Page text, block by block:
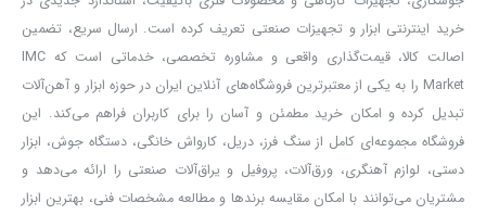
این مدل می‌تواند برایتکنسین‌ها، نصاب‌ها، تعمیرکاران، کاربران کارگاهی
و کاربران خانگیگزینه‌ای کاربردی باشد.
یکی از مهم‌ترین ویژگی‌های دریل چکشی آروا مدل 5336، موتور
1050
واتی
آن است. این موتور توان مناسبی برای انجام سوراخکاری در
متریال‌های مختلف فراهم می‌کند و در کنار سرعت بالای دستگاه، امکان
انجام سریع‌تر فعالیت‌های کاری را در اختیار کاربر قرار می‌دهد.
خرید اینترنتی ابزار و تجهیزات صنعتی تعریف کرده است. ارسال سریع، تضمین
اصالت کالا، قیمت‌گذاری واقعی و مشاوره تخصصی، خدماتی است که IMC
Market را به یکی از معتبرترین فروشگاه‌های آنلاین ایران در حوزه ابزار و آهن‌آلات
تبدیل کرده و امکان خرید مطمئن و آسان را برای کاربران فراهم می‌کند. این
فروشگاه مجموعه‌ای کامل از سنگ فرز، دریل، کارواش خانگی، دستگاه جوش، ابزار
دستی، لوازم آهنگری، ورق‌آلات، پروفیل و یراق‌آلات صنعتی را ارائه می‌دهد و
مشتریان می‌توانند با امکان مقایسه برندها و مطالعه مشخصات فنی، بهترین ابزار